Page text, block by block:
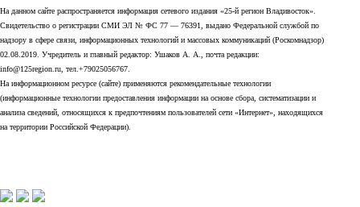
На данном сайте распространяется информация сетевого издания «25-й регион Владивосток».
Свидетельство о регистрации СМИ ЭЛ № ФС 77 — 76391, выдано Федеральной службой по
надзору в сфере связи, информационных технологий и массовых коммуникаций (Роскомнадзор)
02.08.2019. Учредитель и главный редактор: Ушаков А. А., почта редакции:
info@125region.ru, тел.+79025056767.
На информационном ресурсе (сайте) применяются рекомендательные технологии
(информационные технологии предоставления информации на основе сбора, систематизации и
анализа сведений, относящихся к предпочтениям пользователей сети «Интернет», находящихся
на территории Российской Федерации).